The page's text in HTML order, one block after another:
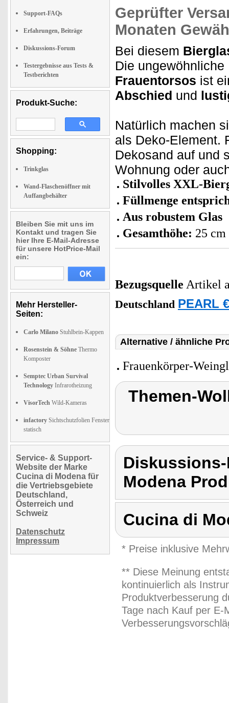
Support-FAQs
Erfahrungen, Beiträge
Diskussions-Forum
Testergebnisse aus Tests &
Testberichten
Produkt-Suche:
Shopping:
Trinkglas
Wand-Flaschenöffner mit
Auffangbehälter
Bleiben Sie mit uns im
Kontakt und tragen Sie
hier Ihre E-Mail-Adresse
für unsere HotPrice-Mail
ein:
Mehr Hersteller-
Seiten:
Carlo Milano Stuhlbein-Kappen
Rosenstein & Söhne Thermo
Komposter
Semptec Urban Survival
Technology Infrarotheizung
VisorTech Wild-Kameras
infactory Sichtschutzfolien Fenster
statisch
Service- & Support-
Website der Marke
Cucina di Modena für
die Vertriebsgebiete
Deutschland,
Österreich und
Schweiz
Datenschutz
Impressum
Geprüfter
Monaten
Bei diesem
Die
Frauentorsos ist
Abschied und
Natürlich machen
als Deko-Element.
Dekosand auf und
Wohnung oder
Stilvolles XXL-
Füllmenge
Aus robustem Glas
Gesamthöhe: 25 cm
Bezugsquelle Artikel
Deutschland PEARL
Alternative / ähnliche
Frauenkörper-
Themen-
Modena
Cucina di
* Preise inklusive
** Diese Meinung
kontinuierlich als
Produktverbesserung
Tage nach Kauf per E-